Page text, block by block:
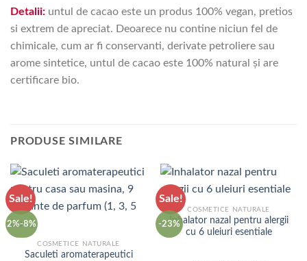
Detalii: untul de cacao este un produs 100% vegan, pretios
si extrem de apreciat. Deoarece nu contine niciun fel de
chimicale, cum ar fi conservanti, derivate petroliere sau
arome sintetice, untul de cacao este 100% natural și are
certificare bio.
PRODUSE SIMILARE
Sale!
2%-8%
COSMETICE NATURALE
Saculeti aromaterapeutici
Sale!
-23%
COSMETICE NATURALE
Inhalator nazal pentru alergii
cu 6 uleiuri esentiale